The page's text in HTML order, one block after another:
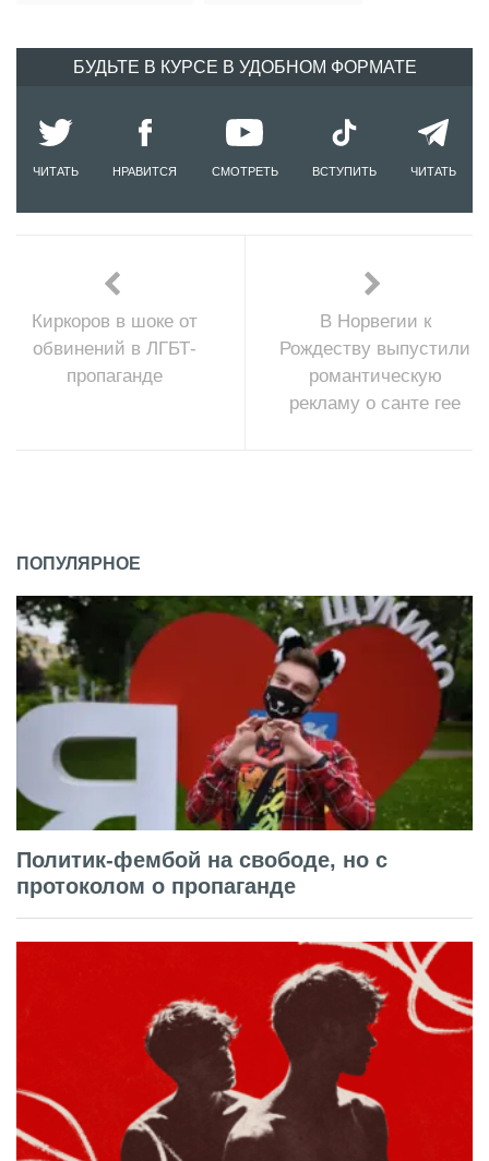
БУДЬТЕ В КУРСЕ В УДОБНОМ ФОРМАТЕ
ЧИТАТЬ НРАВИТСЯ СМОТРЕТЬ ВСТУПИТЬ ЧИТАТЬ
Киркоров в шоке от
обвинений в ЛГБТ-
пропаганде
В Норвегии к
Рождеству выпустили
романтическую
рекламу о санте гее
ПОПУЛЯРНОЕ
Политик-фембой на свободе, но с
протоколом о пропаганде